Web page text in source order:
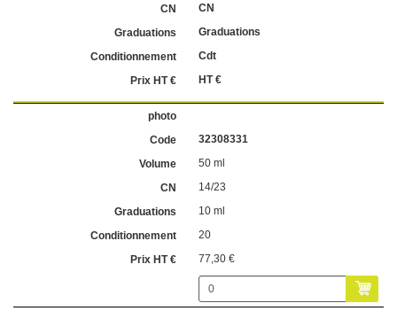
CN
Graduations
Cdt
HT €
32308331
50 ml
14/23
10 ml
20
77,30 €